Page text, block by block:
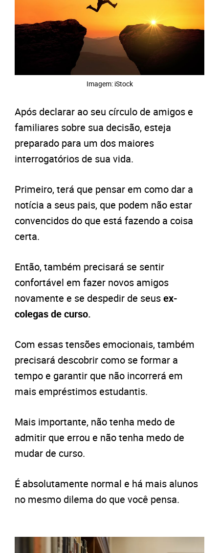
Imagem: iStock
Após declarar ao seu círculo de amigos e
familiares sobre sua decisão, esteja
preparado para um dos maiores
interrogatórios de sua vida.
Primeiro, terá que pensar em como dar a
notícia a seus pais, que podem não estar
convencidos do que está fazendo a coisa
certa.
Então, também precisará se sentir
confortável em fazer novos amigos
novamente e se despedir de seusex-
colegas de curso.
Com essas tensões emocionais, também
precisará descobrir como se formar a
tempo e garantir que não incorrerá em
mais empréstimos estudantis.
Mais importante, não tenha medo de
admitir que errou e não tenha medo de
mudar de curso.
É absolutamente normal e há mais alunos
no mesmo dilema do que você pensa.